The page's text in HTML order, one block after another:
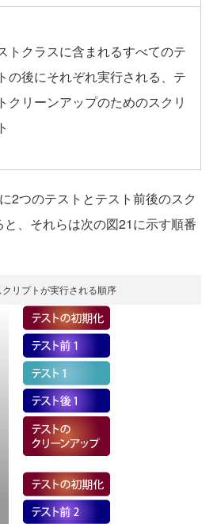
トクラスに含まれるすべてのテ
の後にそれぞれ実行される、テ
クリーンアップのためのスクリ
2つのテストとテスト前後のスク
、それらは次の図21に示す順番
リプトが実行される順序